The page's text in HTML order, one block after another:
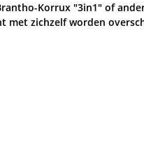
Korrux "3in1" of
met zichzelf worden